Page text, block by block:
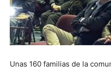
Unas 160 familias de la